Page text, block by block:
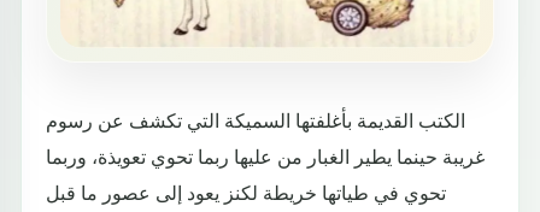
الكتب القديمة بأغلفتها السميكة التي تكشف عن رسوم
غريبة حينما يطير الغبار من عليها ربما تحوي تعويذة، وربما
تحوي في طياتها خريطة لكنز يعود إلى عصور ما قبل